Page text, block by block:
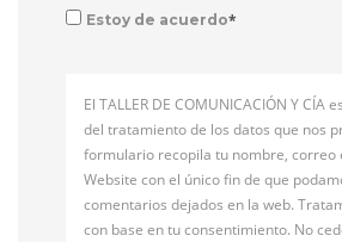
Estoy de acuerdo*
El TALLER DE COMUNICACIÓN Y CÍA
del tratamiento de los datos que nos
formulario recopila tu nombre, correo
Website con el único fin de que
comentarios dejados en la web.
con base en tu consentimiento. No